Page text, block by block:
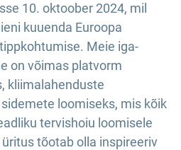
10. oktoober 2024, mil
kuuenda Euroopa
Meie iga-
on võimas platvorm
kliimalahenduste
loomiseks, mis kõik
tervishoiu loomisele
tõotab olla inspireeriv